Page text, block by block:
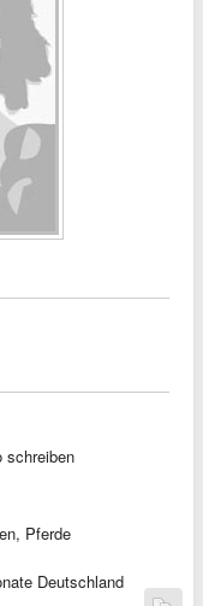
schreiben
Pferde
Deutschland